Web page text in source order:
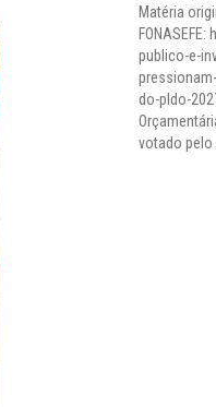
Matéria
publico-e-
do-pldo-
votado pelo ...